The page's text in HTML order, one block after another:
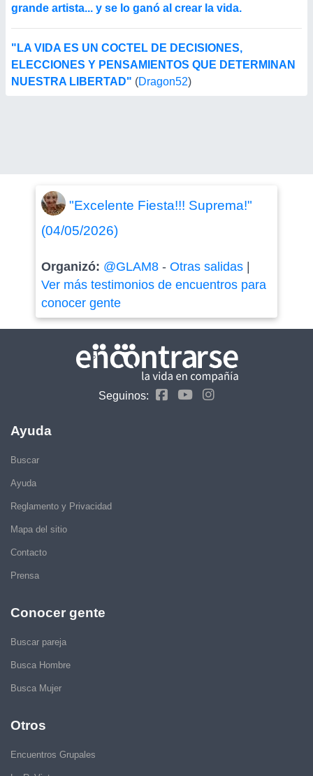
grande artista... y se lo ganó al crear la vida.
"LA VIDA ES UN COCTEL DE DECISIONES,
ELECCIONES Y PENSAMIENTOS QUE DETERMINAN
NUESTRA LIBERTAD" (Dragon52)
"Excelente Fiesta!!! Suprema!"
(04/05/2026)
Organizó: @GLAM8- Otras salidas|
Ver más testimonios de encuentros para
conocer gente
Seguinos:
Ayuda
Buscar
Ayuda
Reglamento y Privacidad
Mapa del sitio
Contacto
Prensa
Conocer gente
Buscar pareja
Busca Hombre
Busca Mujer
Otros
Encuentros Grupales